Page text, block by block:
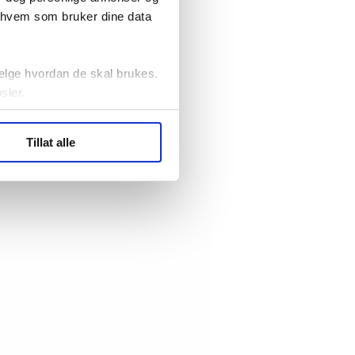
som bruker dine data
hvordan de skal brukes.
statistikk.
Tillat alle